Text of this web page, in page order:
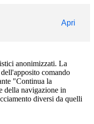
Apri
anonimizzati. La
comando
"Continua la
della navigazione in
diversi da quelli